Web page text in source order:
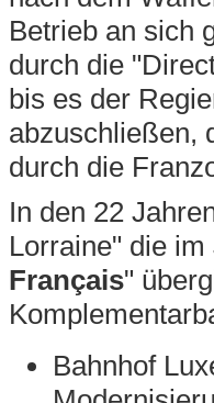
Betrieb an sich
durch die
bis es der
abzuschließen,
durch die
In den 22
Lorraine" die
Français"
Bahnhof